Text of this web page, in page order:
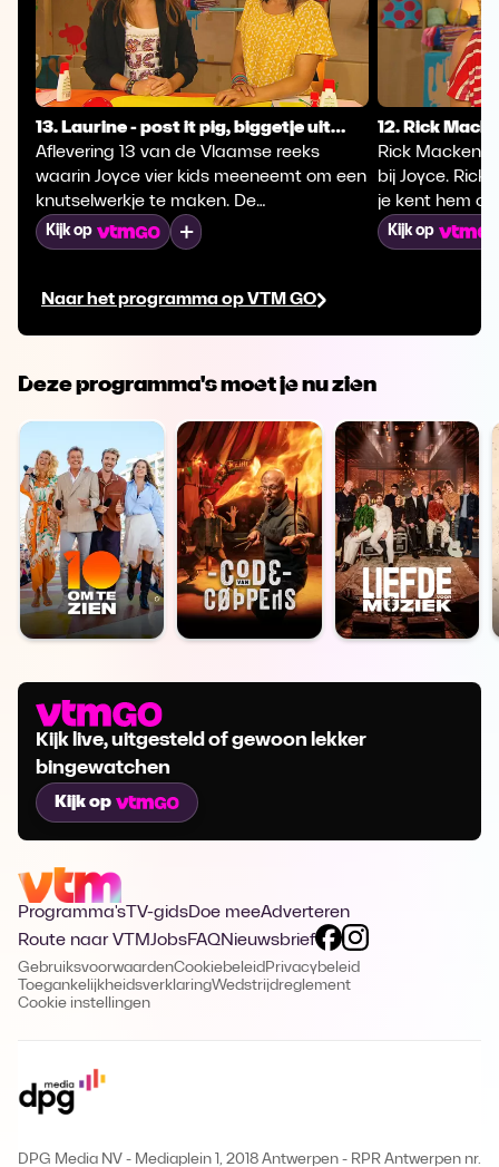
Naar het programma op VTM GO
13. Laurine - post it pig, biggetje uit
papier met post its
Aflevering 13 van de Vlaamse reeks
waarin Joyce vier kids meeneemt om een
knutselwerkje te maken. De
VTMKZOOM-ers krijgen van Christophe,
de knutselexpert, te zien hoe het moet.
uitgedaagd om hetzelfde werkje te
Kijk op
12. Rick
vorm van
Rick
bij Joyce. Rick
je kent hem
moet een
met gips.
Kijk op
Deze programma's moet je nu zien
Kijk live, uitgesteld of gewoon lekker
bingewatchen
Kijk op
Programma's TV-gidsDoe meeAdverteren
Route naar VTMJobsFAQNieuwsbrief
GebruiksvoorwaardenCookiebeleid Privacybeleid
ToegankelijkheidsverklaringWedstrijdreglement
Cookie instellingen
DPG Media NV - Mediaplein 1, 2018 Antwerpen - RPR Antwerpen nr.